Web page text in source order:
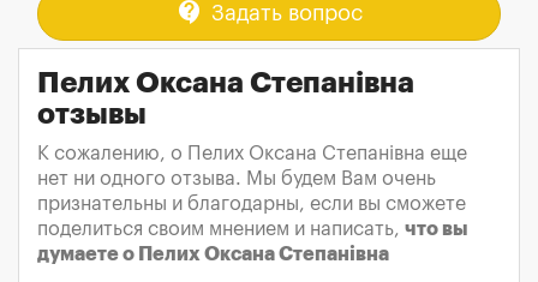
contact_support Задать вопрос
Пелих Оксана Степанівна
отзывы
К сожалению, о Пелих Оксана Степанівна еще
нет ни одного отзыва. Мы будем Вам очень
признательны и благодарны, если вы сможете
поделиться своим мнением и написать, что вы
думаете о Пелих Оксана Степанівна